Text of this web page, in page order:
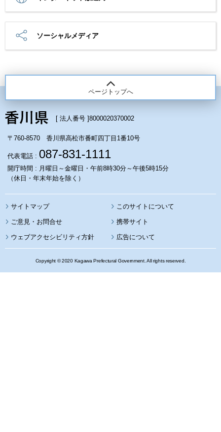
ソーシャルメディア
ページトップへ
[ 法人番号 ]8000020370002
〒760-8570 香川県高松市番町四丁目1番10号
代表電話 : 087-831-1111
開庁時間 : 月曜日～金曜日・午前8時30分～午後5時15分
（休日・年末年始を除く）
サイトマップ このサイトについて
携帯サイト
ウェブアクセシビリティ方針 広告について
Copyright © 2020 Kagawa Prefectural Government. All rights reserved.